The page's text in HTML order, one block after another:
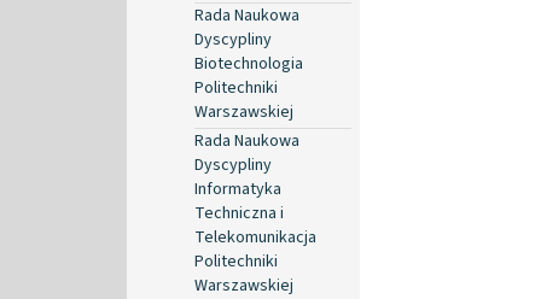
Rada Naukowa
Dyscypliny
Biotechnologia
Politechniki
Warszawskiej
Rada Naukowa
Dyscypliny
Informatyka
Techniczna i
Telekomunikacja
Politechniki
Warszawskiej